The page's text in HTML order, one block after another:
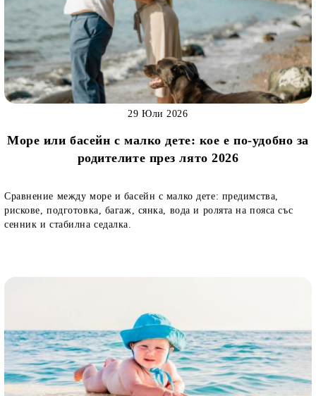
Море или басейн с малко дете: кое е по-удобно за
родителите през лято 2026
29 Юли 2026
Сравнение между море и басейн с малко дете: предимства,
рискове, подготовка, багаж, сянка, вода и ролята на пояса със
сенник и стабилна седалка.